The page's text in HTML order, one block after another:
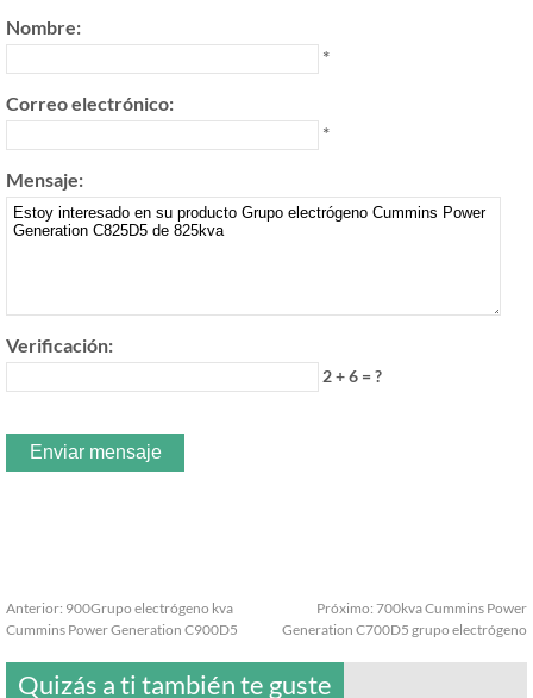
Nombre:
*
Correo electrónico:
*
Mensaje:
Verificación:
2 + 6 = ?
Anterior: 900Grupo electrógeno kva
Cummins Power Generation C900D5
Próximo: 700kva Cummins Power
Generation C700D5 grupo electrógeno
Quizás a ti también te guste